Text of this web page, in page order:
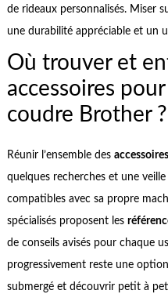
de rideaux personnalisés. Miser
une durabilité appréciable et un
Où trouver et
accessoires
coudre Brother ?
Réunir l’ensemble des
quelques recherches et une
compatibles avec sa propre
spécialisés proposent les
de conseils avisés pour chaque
progressivement reste une
submergé et découvrir petit à